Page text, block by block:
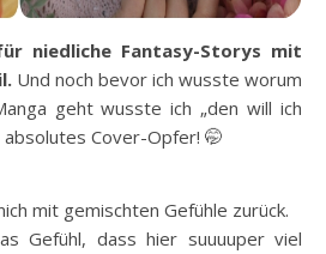
niedliche Fantasy-Storys mit
Und noch bevor ich wusste worum
geht wusste ich „den will ich
absolutes Cover-Opfer! 🤭
mit gemischten Gefühle zurück.
Gefühl, dass hier suuuuper viel